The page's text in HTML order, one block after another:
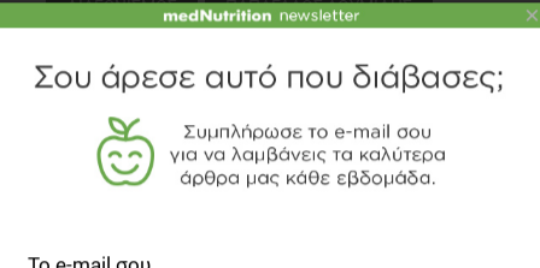
ΔΙΑΓΩΝΙΣΜΟΣ ΠΑΠΑΓΑΛΟΣ ΛΟΥΜΙΔΗΣ
Προβολή
×